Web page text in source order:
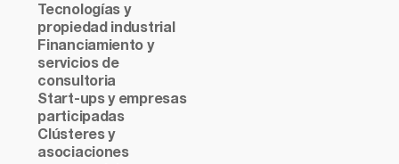
Tecnologías y
propiedad industrial
Financiamiento y
servicios de
consultoria
Start-ups y empresas
participadas
Clústeres y
asociaciones